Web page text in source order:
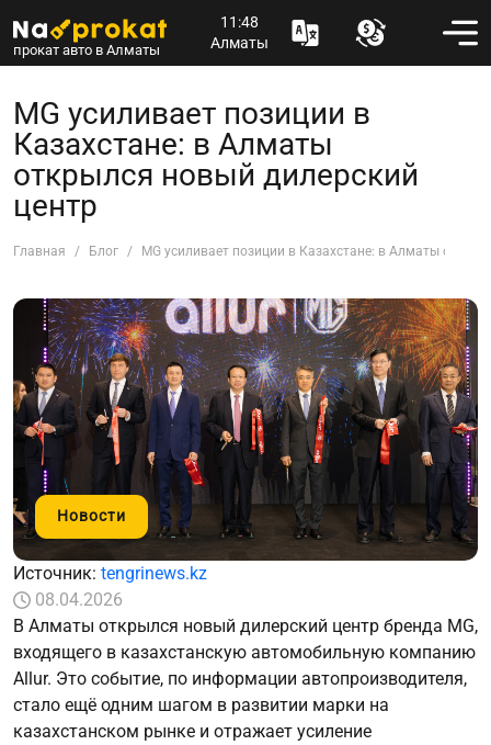
прокат авто в Алматы
11:48
Алматы
MG усиливает позиции в
Казахстане: в Алматы
открылся новый дилерский
центр
Главная Блог MG усиливает позиции в Казахстане: в Алматы
Новости
Источник: tengrinews.kz
08.04.2026
В Алматы открылся новый дилерский центр бренда MG,
входящего в казахстанскую автомобильную компанию
Allur. Это событие, по информации автопроизводителя,
стало ещё одним шагом в развитии марки на
казахстанском рынке и отражает усиление